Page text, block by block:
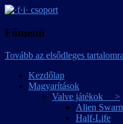
·f·i· csoport
Főmenü
Tovább az elsődleges
Kezdőlap
Magyarítások
Valve játékok >
Alien
Half-Life